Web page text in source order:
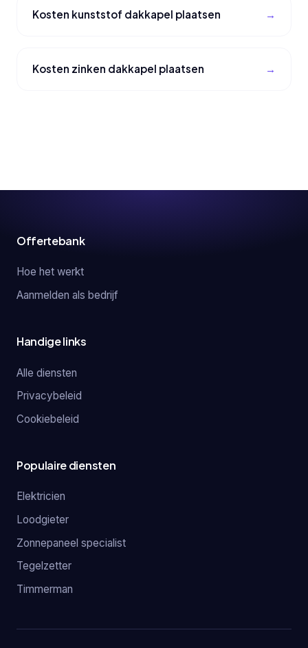
Kosten kunststof dakkapel plaatsen
Kosten zinken dakkapel plaatsen
Offertebank
Hoe het werkt
Aanmelden als bedrijf
Handige links
Alle diensten
Privacybeleid
Cookiebeleid
Populaire diensten
Elektricien
Loodgieter
Zonnepaneel specialist
Tegelzetter
Timmerman